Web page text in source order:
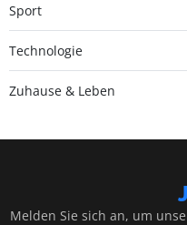
Sport
Technologie
Zuhause & Leben
Melden Sie sich an, um